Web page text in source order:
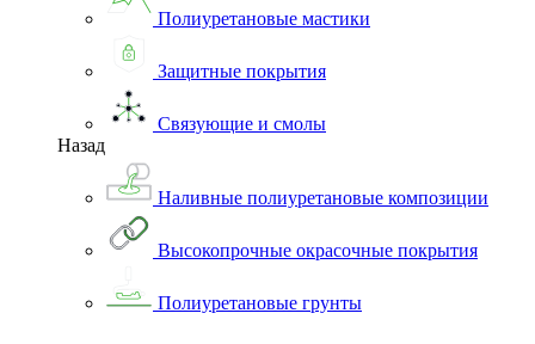
Полиуретановые мастики
Защитные покрытия
Связующие и смолы
Назад
Наливные полиуретановые композиции
Высокопрочные окрасочные покрытия
Полиуретановые грунты